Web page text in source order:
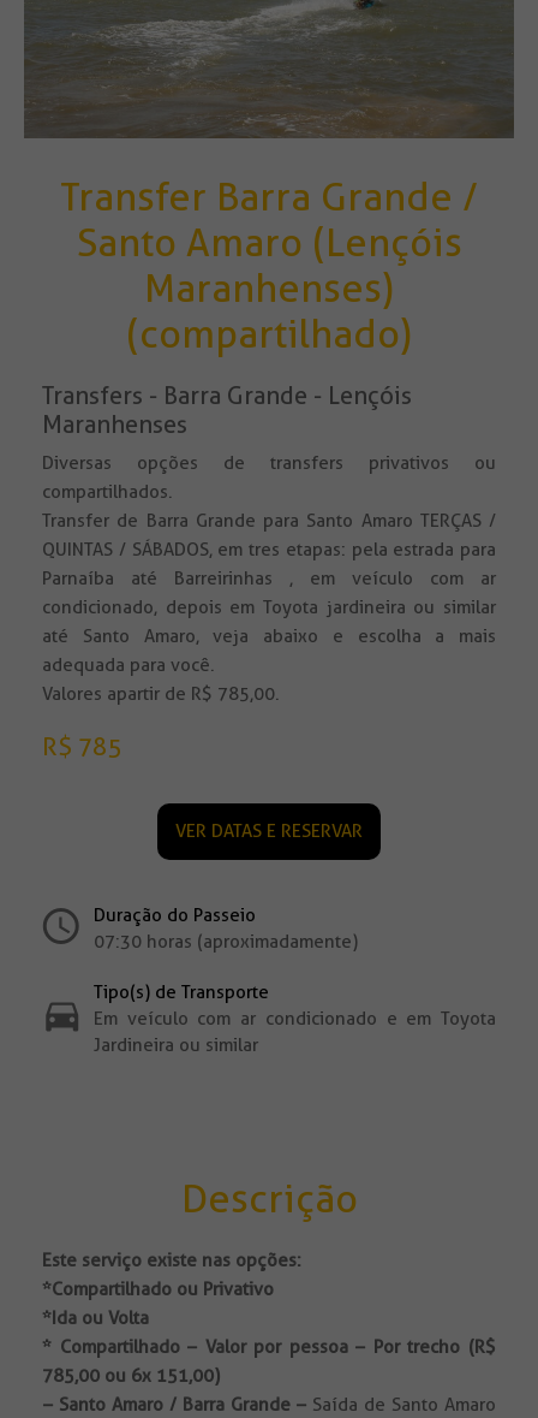
Transfer Barra Grande /
Santo Amaro (Lençóis
Maranhenses)
(compartilhado)
Transfers - Barra Grande - Lençóis
Maranhenses
Diversas opções de transfers privativos ou
compartilhados.
Transfer de Barra Grande para Santo Amaro TERÇAS /
QUINTAS / SÁBADOS, em tres etapas: pela estrada para
Parnaíba até Barreirinhas , em veículo com ar
condicionado, depois em Toyota jardineira ou similar
até Santo Amaro, veja abaixo e escolha a mais
adequada para você.
Valores apartir de R$ 785,00.
R$ 785
VER DATAS E RESERVAR
Duração do Passeio
07:30 horas (aproximadamente)
Tipo(s) de Transporte
Em veículo com ar condicionado e em Toyota
Jardineira ou similar
Descrição
Este serviço existe nas opções:
*Compartilhado ou Privativo
*Ida ou Volta
* Compartilhado – Valor por pessoa – Por trecho (R$
785,00 ou 6x 151,00)
– Santo Amaro / Barra Grande – Saída de Santo Amaro